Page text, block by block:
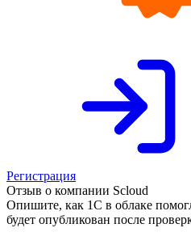
Регистрация
Отзыв о компании Scloud
Опишите, как 1С в облаке
будет опубликован после